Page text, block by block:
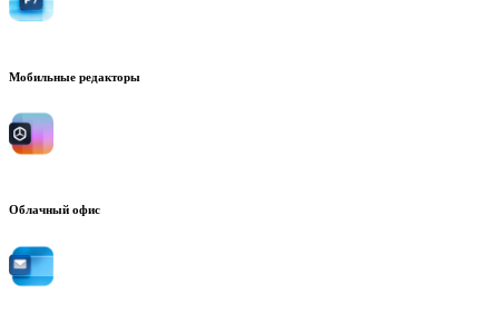
Мобильные редакторы
Облачный офис